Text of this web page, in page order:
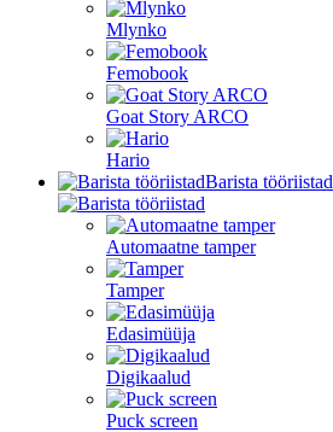
Mlynko
Femobook
Goat Story ARCO
Hario
Barista tööriistad
Automaatne tamper
Tamper
Edasimüüja
Digikaalud
Puck screen